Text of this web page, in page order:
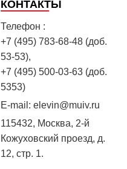
КОНТАКТЫ
Телефон :
+7 (495) 783-68-48 (доб.
53-53),
+7 (495) 500-03-63 (доб.
5353)
E-mail: elevin@muiv.ru
115432, Москва, 2-й
Кожуховский проезд, д.
12, стр. 1.